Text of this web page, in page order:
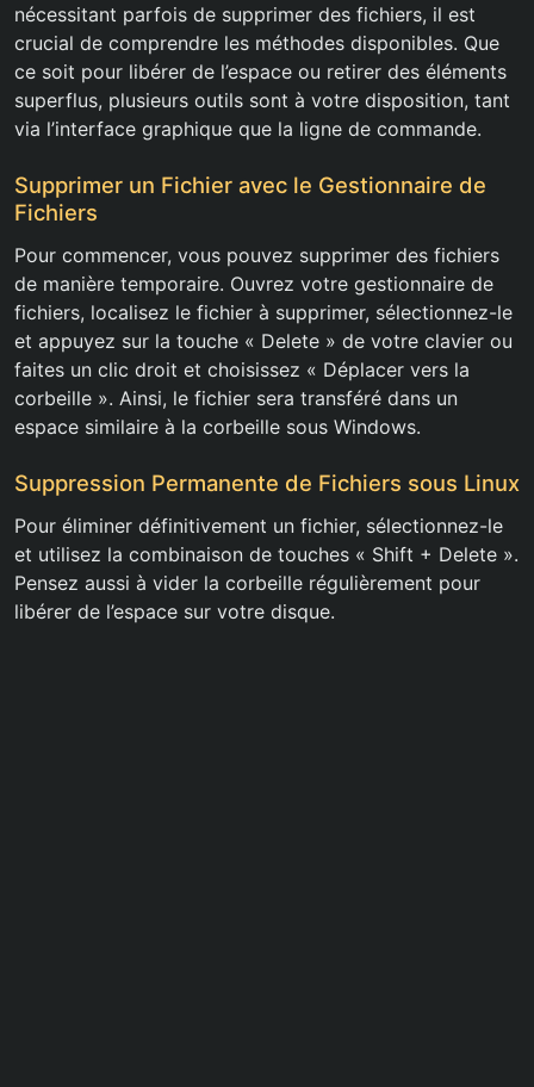
nécessitant parfois de supprimer des fichiers, il est
crucial de comprendre les méthodes disponibles. Que
ce soit pour libérer de l’espace ou retirer des éléments
superflus, plusieurs outils sont à votre disposition, tant
via l’interface graphique que la ligne de commande.
Supprimer un Fichier avec le Gestionnaire de
Fichiers
Pour commencer, vous pouvez supprimer des fichiers
de manière temporaire. Ouvrez votre gestionnaire de
fichiers, localisez le fichier à supprimer, sélectionnez-le
et appuyez sur la touche « Delete » de votre clavier ou
faites un clic droit et choisissez « Déplacer vers la
corbeille ». Ainsi, le fichier sera transféré dans un
espace similaire à la corbeille sous Windows.
Suppression Permanente de Fichiers sous Linux
Pour éliminer définitivement un fichier, sélectionnez-le
et utilisez la combinaison de touches « Shift + Delete ».
Pensez aussi à vider la corbeille régulièrement pour
libérer de l’espace sur votre disque.